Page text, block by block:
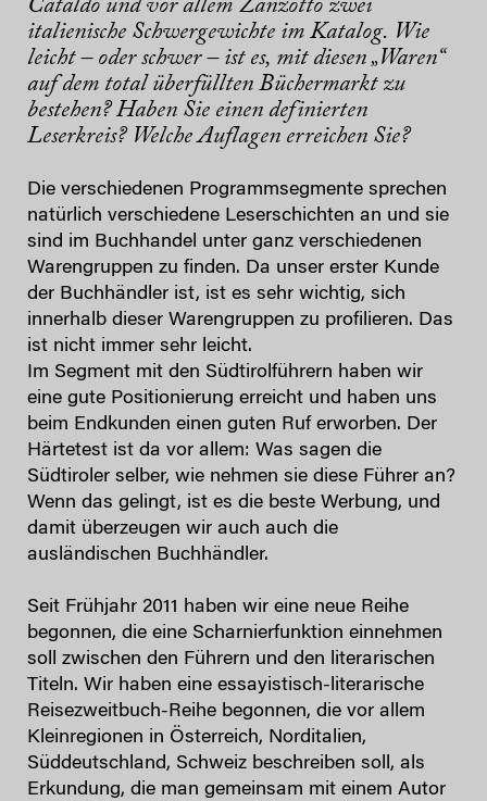
Cataldo und vor allem Zanzotto zwei
italienische Schwergewichte im Katalog. Wie
leicht – oder schwer – ist es, mit diesen „Waren“
auf dem total überfüllten Büchermarkt zu
bestehen? Haben Sie einen definierten
Leserkreis? Welche Auflagen erreichen Sie?
Die verschiedenen Programmsegmente sprechen
natürlich verschiedene Leserschichten an und sie
sind im Buchhandel unter ganz verschiedenen
Warengruppen zu finden. Da unser erster Kunde
der Buchhändler ist, ist es sehr wichtig, sich
innerhalb dieser Warengruppen zu profilieren. Das
ist nicht immer sehr leicht.
Im Segment mit den Südtirolführern haben wir
eine gute Positionierung erreicht und haben uns
beim Endkunden einen guten Ruf erworben. Der
Härtetest ist da vor allem: Was sagen die
Südtiroler selber, wie nehmen sie diese Führer an?
Wenn das gelingt, ist es die beste Werbung, und
damit überzeugen wir auch auch die
ausländischen Buchhändler.
Seit Frühjahr 2011 haben wir eine neue Reihe
begonnen, die eine Scharnierfunktion einnehmen
soll zwischen den Führern und den literarischen
Titeln. Wir haben eine essayistisch-literarische
Reisezweitbuch-Reihe begonnen, die vor allem
Kleinregionen in Österreich, Norditalien,
Süddeutschland, Schweiz beschreiben soll, als
Erkundung, die man gemeinsam mit einem Autor